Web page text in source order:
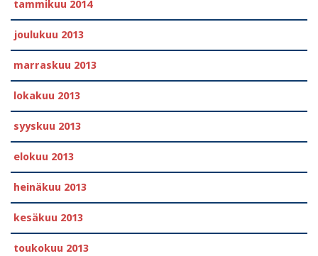
tammikuu 2014
joulukuu 2013
marraskuu 2013
lokakuu 2013
syyskuu 2013
elokuu 2013
heinäkuu 2013
kesäkuu 2013
toukokuu 2013